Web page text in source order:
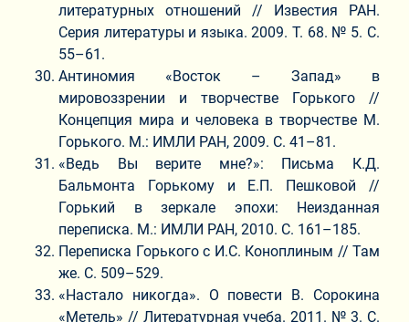
литературных отношений // Известия РАН.
Серия литературы и языка. 2009. Т. 68. № 5. С.
55–61.
Антиномия «Восток – Запад» в
мировоззрении и творчестве Горького //
Концепция мира и человека в творчестве М.
Горького. М.: ИМЛИ РАН, 2009. С. 41–81.
«Ведь Вы верите мне?»: Письма К.Д.
Бальмонта Горькому и Е.П. Пешковой //
Горький в зеркале эпохи: Неизданная
переписка. М.: ИМЛИ РАН, 2010. С. 161–185.
Переписка Горького с И.С. Коноплиным // Там
же. С. 509–529.
«Настало никогда». О повести В. Сорокина
«Метель» // Литературная учеба. 2011. № 3. С.